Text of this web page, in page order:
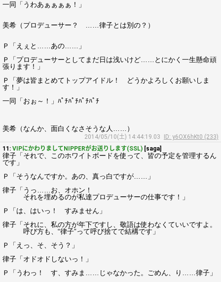
一同「うわあぁぁぁぁ！」
美希（プロデューサー？ ……律子とは別の？）
Ｐ「えぇと……あの……」
Ｐ「プロデューサーとしてまだ日は浅いけど……とにかく一生懸命頑
張ります！」
Ｐ「夢は皆まとめてトップアイドル！ どうかよろしくお願いしま
す！」
一同「おぉ～！」ﾊﾟﾁﾊﾟﾁﾊﾟﾁﾊﾟﾁ
美希（なんか、面白くなさそうな人……）
2014/05/10(土) 14:44:19.03
ID: y6OX6hKt0 (233)
11: VIPにかわりましてNIPPERがお送りします(SSL) [saga]
律子「それで、このホワイトボードを使って、皆の予定を管理するん
です」
Ｐ「そうなんですか。あの、真っ白ですが……」
律子「うっ……お、オホン！
それを埋めるのが私達プロデューサーの仕事です！」
Ｐ「は、はいっ！ すみません」
律子「それに、私の方が年下ですし、敬語は使わなくていいですよ。
呼び方も、“律子”って呼び捨てで結構です」
Ｐ「えっ、そ、そう？」
律子「オドオドしないっ！」
Ｐ「うわっ！ す、すみま……じゃなかった。ごめん、り……律子」